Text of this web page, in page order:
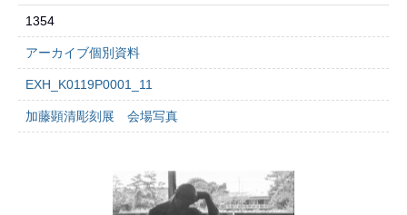
1354
アーカイブ個別資料
EXH_K0119P0001_11
加藤顕清彫刻展 会場写真